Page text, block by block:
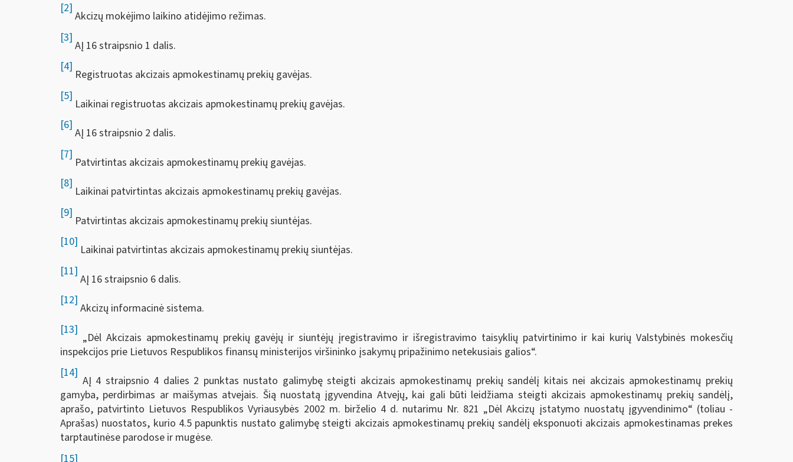
[2]
Akcizų mokėjimo laikino atidėjimo režimas.
[3]
AĮ 16 straipsnio 1 dalis.
[4]
Registruotas akcizais apmokestinamų prekių gavėjas.
[5]
Laikinai registruotas akcizais apmokestinamų prekių gavėjas.
[6]
AĮ 16 straipsnio 2 dalis.
[7]
Patvirtintas akcizais apmokestinamų prekių gavėjas.
[8]
Laikinai patvirtintas akcizais apmokestinamų prekių gavėjas.
[9]
Patvirtintas akcizais apmokestinamų prekių siuntėjas.
[10]
Laikinai patvirtintas akcizais apmokestinamų prekių siuntėjas.
[11]
AĮ 16 straipsnio 6 dalis.
[12]
Akcizų informacinė sistema.
[13]
„Dėl Akcizais apmokestinamų prekių gavėjų ir siuntėjų įregistravimo ir išregistravimo taisyklių patvirtinimo ir kai kurių Valstybinės mokesčių
inspekcijos prie Lietuvos Respublikos finansų ministerijos viršininko įsakymų pripažinimo netekusiais galios“.
[14]
AĮ 4 straipsnio 4 dalies 2 punktas nustato galimybę steigti akcizais apmokestinamų prekių sandėlį kitais nei akcizais apmokestinamų prekių
gamyba, perdirbimas ar maišymas atvejais. Šią nuostatą įgyvendina Atvejų, kai gali būti leidžiama steigti akcizais apmokestinamų prekių sandėlį,
aprašo, patvirtinto Lietuvos Respublikos Vyriausybės 2002 m. birželio 4 d. nutarimu Nr. 821 „Dėl Akcizų įstatymo nuostatų įgyvendinimo“ (toliau -
Aprašas) nuostatos, kurio 4.5 papunktis nustato galimybę steigti akcizais apmokestinamų prekių sandėlį eksponuoti akcizais apmokestinamas prekes
tarptautinėse parodose ir mugėse.
[15]